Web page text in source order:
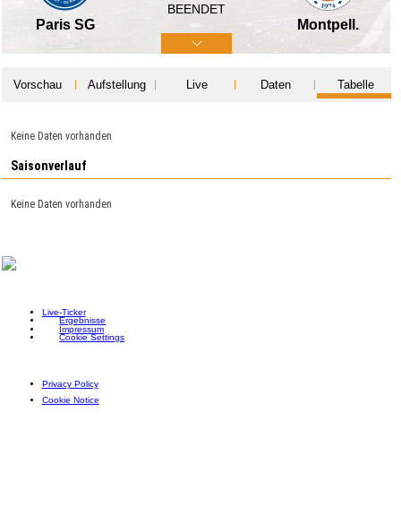
Paris SG
BEENDET
Montpell.
Vorschau Aufstellung Live Daten Tabelle
Keine Daten vorhanden
Saisonverlauf
Keine Daten vorhanden
Live-Ticker
Ergebnisse
Impressum
Cookie Settings
Privacy Policy
Cookie Notice